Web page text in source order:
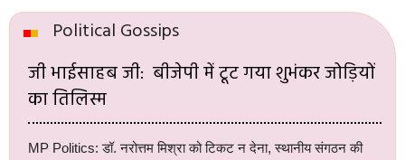
Political Gossips
जी भाईसाहब जी: बीजेपी में टूट गया शुभंकर जोड़ियों
का तिलिस्म
MP Politics: डॉ. नरोत्तम मिश्रा को टिकट न देना, स्थानीय संगठन की